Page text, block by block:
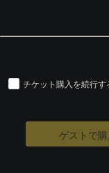
チケット購入を続行す
ゲストで購